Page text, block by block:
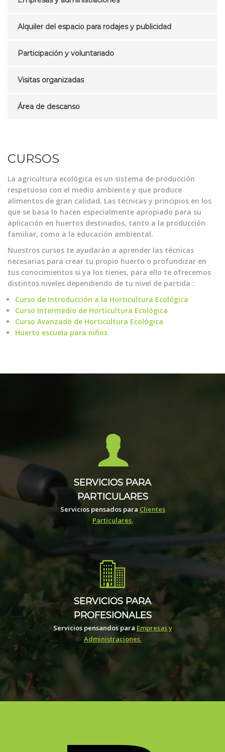
Alquiler del espacio para rodajes y publicidad
Participación y voluntariado
Visitas organizadas
Área de descanso
CURSOS
La agricultura ecológica es un sistema de producción
respetuoso con el medio ambiente y que produce
alimentos de gran calidad. Las técnicas y principios en los
que se basa lo hacen especialmente apropiado para su
aplicación en huertos destinados, tanto a la producción
familiar, como a la educación ambiental.
Nuestros cursos te ayudarán a aprender las técnicas
necesarias para crear tu propio huerto o profundizar en
tus conocimientos si ya los tienes, para ello te ofrecemos
distintos niveles dependiendo de tu nivel de partida :
Curso de Introducción a la Horticultura Ecológica
Curso Intermedio de Horticultura Ecológica
Curso Avanzado de Horticultura Ecológica
Huerto escuela para niños
SERVICIOS PARA
PARTICULARES
Servicios pensados para Clientes
Particulares.
SERVICIOS PARA
PROFESIONALES
Servicios pensandos para Empresas y
Administraciones.